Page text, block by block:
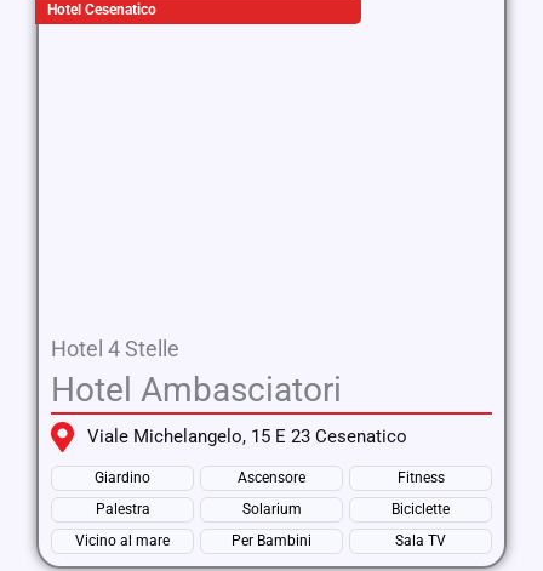
Hotel Cesenatico
Hotel 4 Stelle
Hotel Ambasciatori
Viale Michelangelo, 15 E 23 Cesenatico
Giardino Ascensore
Fitness
Palestra
Solarium
Biciclette
Vicino al mare
Per Bambini Sala TV